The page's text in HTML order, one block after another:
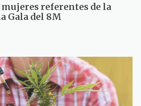
referentes de la
Gala del 8M